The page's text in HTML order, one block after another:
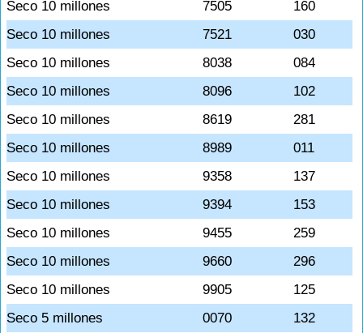
Seco 10 millones
7505
160
Seco 10 millones
7521
030
Seco 10 millones
8038
084
Seco 10 millones
8096
102
Seco 10 millones
8619
281
Seco 10 millones
8989
011
Seco 10 millones
9358
137
Seco 10 millones
9394
153
Seco 10 millones
9455
259
Seco 10 millones
9660
296
Seco 10 millones
9905
125
Seco 5 millones
0070
132